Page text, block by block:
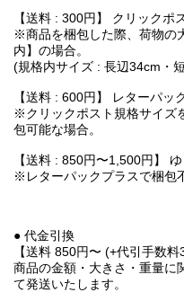
【送料 : 300円】 クリックポ
※商品を梱包した際、荷物の
内】の場合。
(規格内サイズ : 長辺34cm・
【送料 : 600円】 レターパッ
※クリックポスト規格サイズ
包可能な場合。
【送料 : 850円〜1,500円】
※レターパックプラスで梱包
● 代金引換
【送料 850円〜 (+代引手数料
商品の金額・大きさ・重量に
て発送いたします。